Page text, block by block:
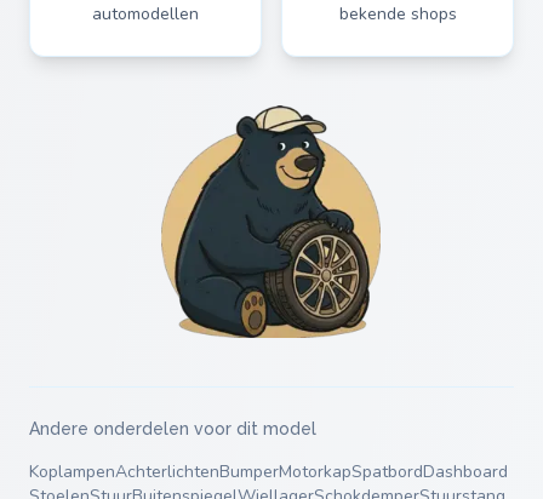
automodellen bekende shops
Andere onderdelen voor dit model
KoplampenAchterlichtenBumperMotorkapSpatbordDashboard